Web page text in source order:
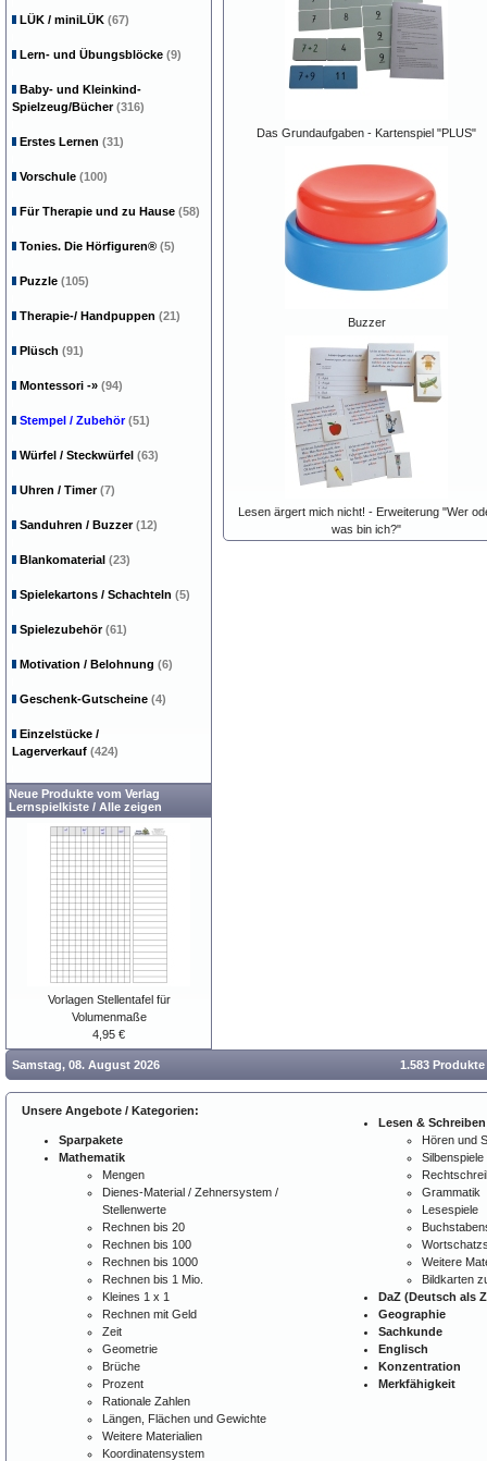
Das Grundaufgaben - Kartenspiel "PLUS"
Buzzer
Lesen ärgert mich nicht! - Erweiterung "Wer
was bin ich?"
LÜK / miniLÜK (67)
Lern- und Übungsblöcke (9)
Baby- und Kleinkind-
Spielzeug/Bücher(316)
Erstes Lernen (31)
Vorschule (100)
Für Therapie und zu Hause (58)
Tonies. Die Hörfiguren® (5)
Puzzle (105)
Therapie-/ Handpuppen (21)
Plüsch (91)
Montessori -» (94)
Stempel / Zubehör (51)
Würfel / Steckwürfel (63)
Uhren / Timer(7)
Sanduhren / Buzzer(12)
Blankomaterial (23)
Spielekartons / Schachteln (5)
Spielezubehör(61)
Motivation / Belohnung (6)
Geschenk-Gutscheine (4)
Einzelstücke /
Lagerverkauf (424)
Neue Produkte vom Verlag
Lernspielkiste / Alle zeigen
Vorlagen Stellentafel für
Volumenmaße
4,95 €
Samstag, 08. August 2026 1.583
Unsere Angebote / Kategorien:
Sparpakete
Mathematik
Mengen
Dienes-Material / Zehnersystem /
Stellenwerte
Rechnen bis 20
Rechnen bis 100
Rechnen bis 1000
Rechnen bis 1 Mio.
Kleines 1 x 1
Rechnen mit Geld
Zeit
Geometrie
Brüche
Prozent
Rationale Zahlen
Längen, Flächen und Gewichte
Weitere Materialien
Koordinatensystem
Lesen & Schreiben
Hören und
Silbenspiele
Grammatik
Lesespiele
Weitere
Bildkarten
DaZ (Deutsch als
Geographie
Sachkunde
Englisch
Konzentration
Merkfähigkeit